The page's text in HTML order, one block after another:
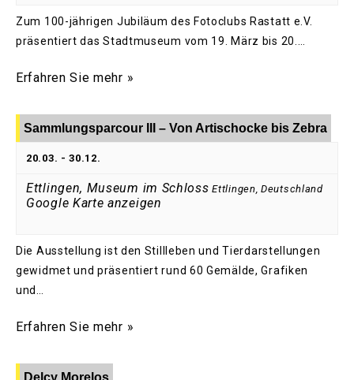
Zum 100-jährigen Jubiläum des Fotoclubs Rastatt e.V.
präsentiert das Stadtmuseum vom 19. März bis 20.…
Erfahren Sie mehr »
Sammlungsparcour III – Von Artischocke bis Zebra
20.03. -30.12.
Ettlingen, Museum im Schloss Ettlingen, Deutschland
Google Karte anzeigen
Die Ausstellung ist den Stillleben und Tierdarstellungen
gewidmet und präsentiert rund 60 Gemälde, Grafiken
und…
Erfahren Sie mehr »
Delcy Morelos